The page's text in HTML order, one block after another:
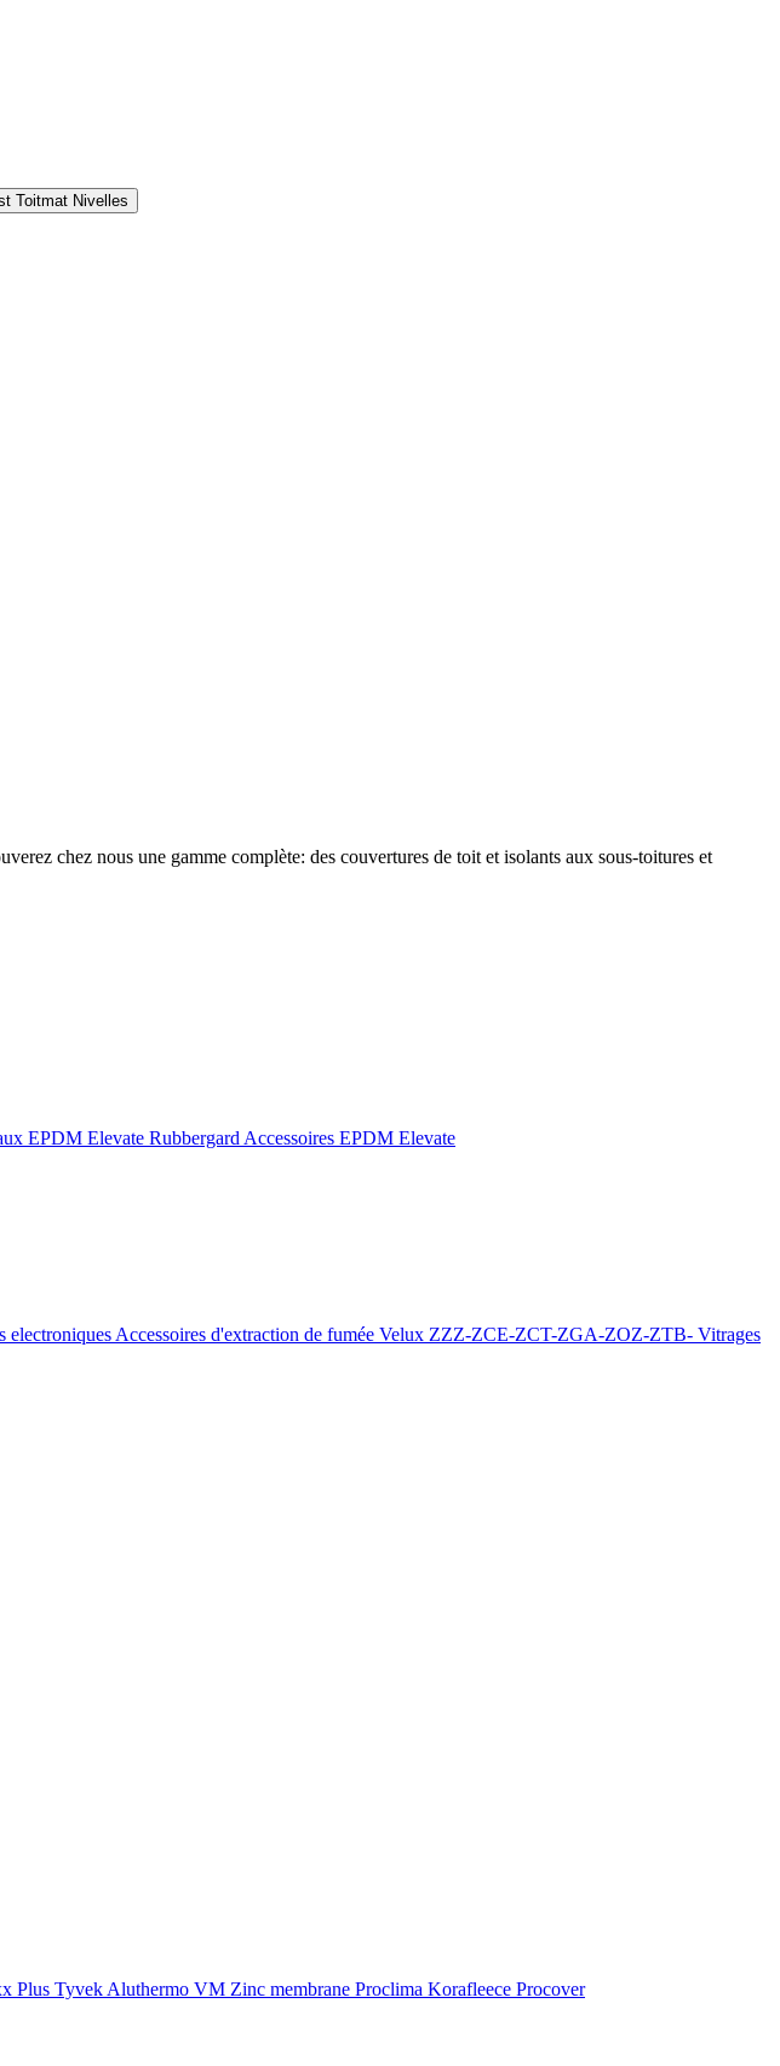
Toitmat Nivelles
chez nous une gamme complète: des couvertures de toit et isolants aux sous-toitures et
EPDM Elevate Rubbergard Accessoires EPDM Elevate
electroniques Accessoires d'extraction de fumée Velux ZZZ-ZCE-ZCT-ZGA-ZOZ-ZTB- Vitrages
Plus Tyvek Aluthermo VM Zinc membrane Proclima Korafleece Procover